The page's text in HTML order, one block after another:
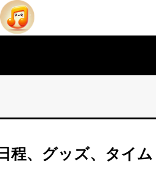
程、グッズ、タイム